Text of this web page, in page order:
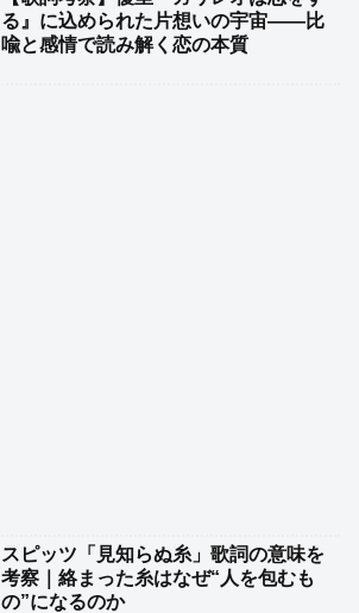
る』に込められた片想いの宇宙——比
喩と感情で読み解く恋の本質
スピッツ「見知らぬ糸」歌詞の意味を
考察｜絡まった糸はなぜ“人を包むも
の”になるのか